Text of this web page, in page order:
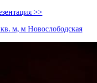
>>
м, м Новослободская